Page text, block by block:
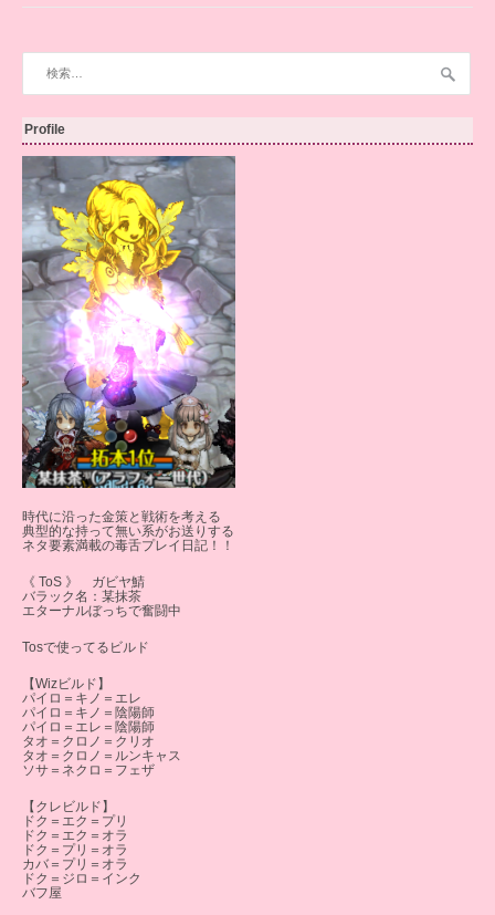
ン
Profile
時代に沿った金策と戦術を考える
典型的な持って無い系がお送りする
ネタ要素満載の毒舌プレイ日記！！
《 ToS 》 ガビヤ鯖
バラック名：某抹茶
エターナルぼっちで奮闘中
Tosで使ってるビルド
【Wizビルド】
パイロ＝キノ＝エレ
パイロ＝キノ＝陰陽師
パイロ＝エレ＝陰陽師
タオ＝クロノ＝クリオ
タオ＝クロノ＝ルンキャス
ソサ＝ネクロ＝フェザ
【クレビルド】
ドク＝エク＝プリ
ドク＝エク＝オラ
ドク＝プリ＝オラ
カバ＝プリ＝オラ
ドク＝ジロ＝インク
バフ屋